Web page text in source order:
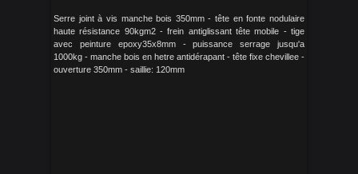
Serre joint à vis manche bois 350mm - tête en fonte nodulaire
haute résistance 90kgm2 - frein antiglissant tête mobile - tige
avec peinture epoxy35x8mm - puissance serrage jusqu'a
1000kg - manche bois en hetre antidérapant - tête fixe chevillee -
ouverture 350mm - saillie: 120mm